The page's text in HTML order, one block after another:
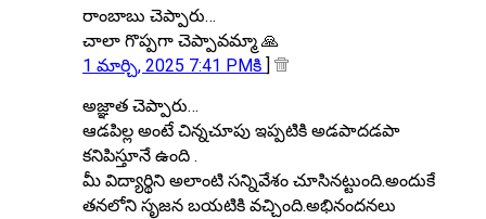
రాంబాబు చెప్పారు…
చాలా గొప్పగా చెప్పావమ్మా 🙏
1 మార్చి, 2025 7:41 PMకి ]
అజ్ఞాత చెప్పారు…
ఆడపిల్ల అంటే చిన్నచూపు ఇప్పటికి అడపాదడపా
కనిపిస్తూనే ఉంది .
మీ విద్యార్థిని అలాంటి సన్నివేశం చూసినట్టుంది.అందుకే
తనలోని సృజన బయటికి వచ్చింది.అభినందనలు